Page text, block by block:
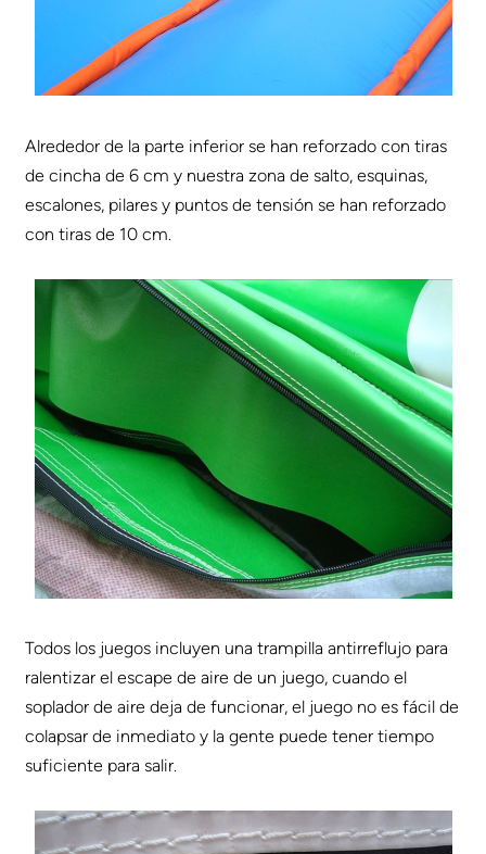
Alrededor de la parte inferior se han reforzado con tiras
de cincha de 6 cm y nuestra zona de salto, esquinas,
escalones, pilares y puntos de tensión se han reforzado
con tiras de 10 cm.
Todos los juegos incluyen una trampilla antirreflujo para
ralentizar el escape de aire de un juego, cuando el
soplador de aire deja de funcionar, el juego no es fácil de
colapsar de inmediato y la gente puede tener tiempo
suficiente para salir.